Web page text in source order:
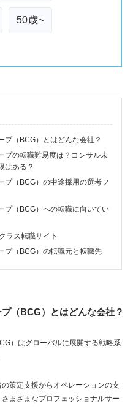
50歳~
プ（BCG）とはどんな会社？
プの転職難易度は？コンサル未
はある？
プ（BCG）の中途採用の選考フ
プ（BCG）への転職に向いてい
ラス転職サイト
プ（BCG）の転職元と転職先
（BCG）とはどんな会社？
）はグローバルに展開する戦略系
策定支援からオペレーションの支
まざまなプロフェッショナルサー